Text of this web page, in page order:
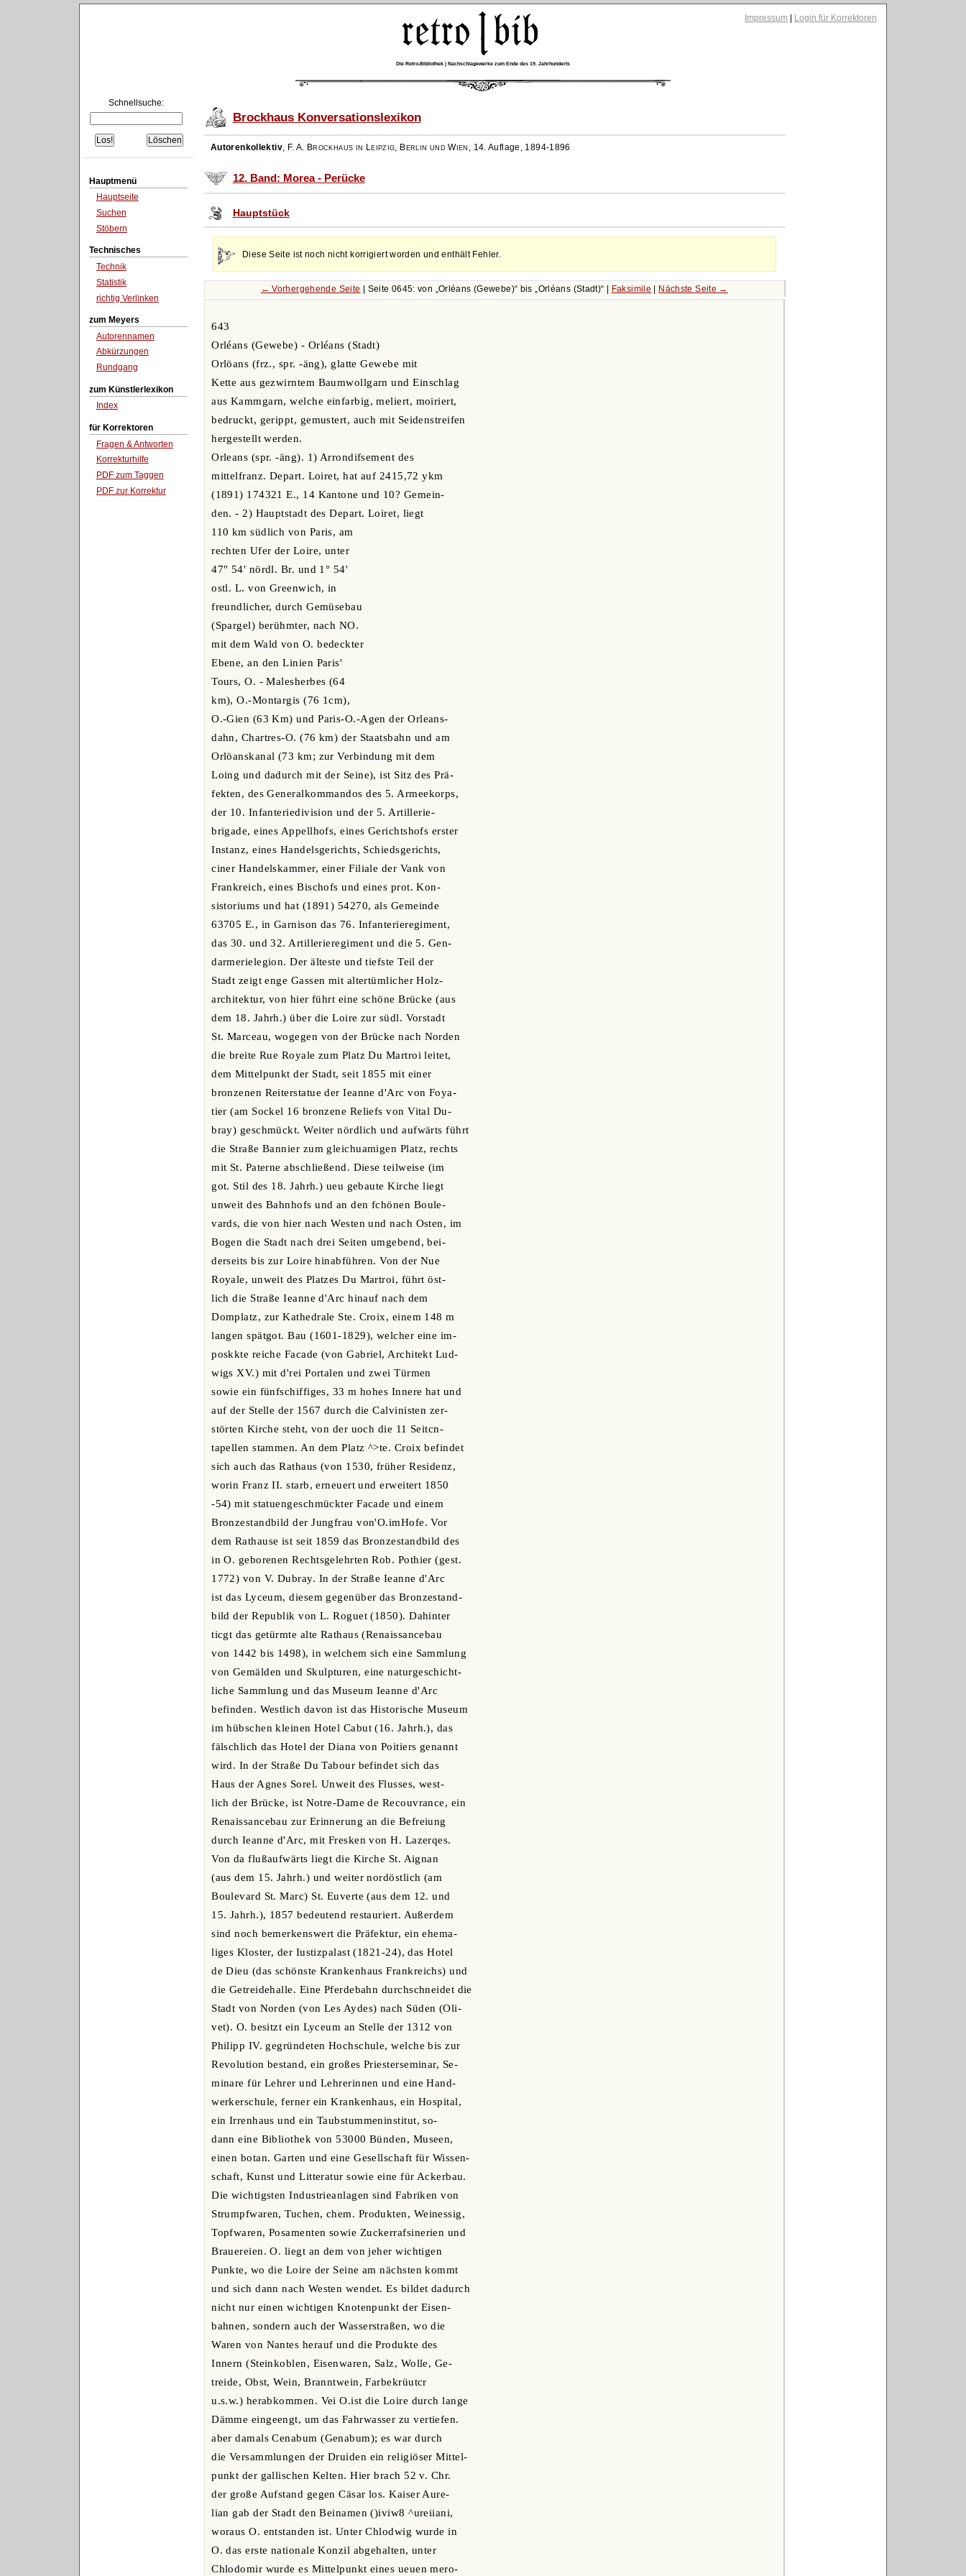
Impressum Login für Korrektoren
Die Retro-Bibliothek | Nachschlagewerke zum Ende des 19. Jahrhunderts
Schnellsuche:
Hauptmenü
Hauptseite
Suchen
Stöbern
Technisches
Technik
Statistik
richtig Verlinken
zum Meyers
Autorennamen
Abkürzungen
Rundgang
zum Künstlerlexikon
Index
für Korrektoren
Fragen & Antworten
Korrekturhilfe
PDF zum Taggen
PDF zur Korrektur
Brockhaus Konversationslexikon
Autorenkollektiv, F. A. Brockhaus in Leipzig, Berlin und Wien , 14. Auflage, 1894-1896
12. Band: Morea - Perücke
Hauptstück
Diese Seite ist noch nicht korrigiert worden und enthält Fehler.
← Vorhergehende Seite | Seite 0645: von Orléans (Gewebe) bis Orléans (Stadt) Faksimile Nächste Seite →
643
Orléans (Gewebe) - Orléans (Stadt)
Orlöans (frz., spr. -äng), glatte Gewebe mit
Kette aus gezwirntem Baumwollgarn und Einschlag
aus Kammgarn, welche einfarbig, meliert, moiriert,
bedruckt, gerippt, gemustert, auch mit Seidenstreifen
hergestellt werden.
Orleans (spr. -äng). 1) Arrondifsement des
mittelfranz. Depart. Loiret, hat auf 2415,72 ykm
(1891) 174321 E., 14 Kantone und 10? Gemein-
den. - 2) Hauptstadt des Depart. Loiret, liegt
110 km südlich von Paris, am
rechten Ufer der Loire, unter
47" 54' nördl. Br. und 1° 54'
ostl. L. von Greenwich, in
freundlicher, durch Gemüsebau
(Spargel) berühmter, nach NO.
mit dem Wald von O. bedeckter
Ebene, an den Linien Paris'
Tours, O. - Malesherbes (64
km), O.-Montargis (76 1cm),
O.-Gien (63 Km) und Paris-O.-Agen der Orleans-
dahn, Chartres-O. (76 km) der Staatsbahn und am
Orlöanskanal (73 km; zur Verbindung mit dem
Loing und dadurch mit der Seine), ist Sitz des Prä-
fekten, des Generalkommandos des 5. Armeekorps,
der 10. Infanteriedivision und der 5. Artillerie-
brigade, eines Appellhofs, eines Gerichtshofs erster
Instanz, eines Handelsgerichts, Schiedsgerichts,
ciner Handelskammer, einer Filiale der Vank von
Frankreich, eines Bischofs und eines prot. Kon-
sistoriums und hat (1891) 54270, als Gemeinde
63705 E., in Garnison das 76. Infanterieregiment,
das 30. und 32. Artillerieregiment und die 5. Gen-
darmerielegion. Der älteste und tiefste Teil der
Stadt zeigt enge Gassen mit altertümlicher Holz-
architektur, von hier führt eine schöne Brücke (aus
dem 18. Jahrh.) über die Loire zur südl. Vorstadt
St. Marceau, wogegen von der Brücke nach Norden
die breite Rue Royale zum Platz Du Martroi leitet,
dem Mittelpunkt der Stadt, seit 1855 mit einer
bronzenen Reiterstatue der Ieanne d'Arc von Foya-
tier (am Sockel 16 bronzene Reliefs von Vital Du-
bray) geschmückt. Weiter nördlich und aufwärts führt
die Straße Bannier zum gleichuamigen Platz, rechts
mit St. Paterne abschließend. Diese teilweise (im
got. Stil des 18. Jahrh.) ueu gebaute Kirche liegt
unweit des Bahnhofs und an den fchönen Boule-
vards, die von hier nach Westen und nach Osten, im
Bogen die Stadt nach drei Seiten umgebend, bei-
derseits bis zur Loire hinabführen. Von der Nue
Royale, unweit des Platzes Du Martroi, führt öst-
lich die Straße Ieanne d'Arc hinauf nach dem
Domplatz, zur Kathedrale Ste. Croix, einem 148 m
langen spätgot. Bau (1601-1829), welcher eine im-
poskkte reiche Facade (von Gabriel, Architekt Lud-
wigs XV.) mit d'rei Portalen und zwei Türmen
sowie ein fünfschiffiges, 33 m hohes Innere hat und
auf der Stelle der 1567 durch die Calvinisten zer-
störten Kirche steht, von der uoch die 11 Seitcn-
tapellen stammen. An dem Platz ^>te. Croix befindet
sich auch das Rathaus (von 1530, früher Residenz,
worin Franz II. starb, erneuert und erweitert 1850
-54) mit statuengeschmückter Facade und einem
Bronzestandbild der Jungfrau von'O.imHofe. Vor
dem Rathause ist seit 1859 das Bronzestandbild des
in O. geborenen Rechtsgelehrten Rob. Pothier (gest.
1772) von V. Dubray. In der Straße Ieanne d'Arc
ist das Lyceum, diesem gegenüber das Bronzestand-
bild der Republik von L. Roguet (1850). Dahinter
ticgt das getürmte alte Rathaus (Renaissancebau
von 1442 bis 1498), in welchem sich eine Sammlung
von Gemälden und Skulpturen, eine naturgeschicht-
liche Sammlung und das Museum Ieanne d'Arc
befinden. Westlich davon ist das Historische Museum
im hübschen kleinen Hotel Cabut (16. Jahrh.), das
fälschlich das Hotel der Diana von Poitiers genannt
wird. In der Straße Du Tabour befindet sich das
Haus der Agnes Sorel. Unweit des Flusses, west-
lich der Brücke, ist Notre-Dame de Recouvrance, ein
Renaissancebau zur Erinnerung an die Befreiung
durch Ieanne d'Arc, mit Fresken von H. Lazerqes.
Von da flußaufwärts liegt die Kirche St. Aignan
(aus dem 15. Jahrh.) und weiter nordöstlich (am
Boulevard St. Marc) St. Euverte (aus dem 12. und
15. Jahrh.), 1857 bedeutend restauriert. Außerdem
sind noch bemerkenswert die Präfektur, ein ehema-
liges Kloster, der Iustizpalast (1821-24), das Hotel
de Dieu (das schönste Krankenhaus Frankreichs) und
die Getreidehalle. Eine Pferdebahn durchschneidet die
Stadt von Norden (von Les Aydes) nach Süden (Oli-
vet). O. besitzt ein Lyceum an Stelle der 1312 von
Philipp IV. gegründeten Hochschule, welche bis zur
Revolution bestand, ein großes Priesterseminar, Se-
minare für Lehrer und Lehrerinnen und eine Hand-
werkerschule, ferner ein Krankenhaus, ein Hospital,
ein Irrenhaus und ein Taubstummeninstitut, so-
dann eine Bibliothek von 53000 Bünden, Museen,
einen botan. Garten und eine Gesellschaft für Wissen-
schaft, Kunst und Litteratur sowie eine für Ackerbau.
Die wichtigsten Industrieanlagen sind Fabriken von
Strumpfwaren, Tuchen, chem. Produkten, Weinessig,
Topfwaren, Posamenten sowie Zuckerrafsinerien und
Brauereien. O. liegt an dem von jeher wichtigen
Punkte, wo die Loire der Seine am nächsten kommt
und sich dann nach Westen wendet. Es bildet dadurch
nicht nur einen wichtigen Knotenpunkt der Eisen-
bahnen, sondern auch der Wasserstraßen, wo die
Waren von Nantes herauf und die Produkte des
Innern (Steinkoblen, Eisenwaren, Salz, Wolle, Ge-
treide, Obst, Wein, Branntwein, Farbekrüutcr
u.s.w.) herabkommen. Vei O.ist die Loire durch lange
Dämme eingeengt, um das Fahrwasser zu vertiefen.
aber damals Cenabum (Genabum); es war durch
die Versammlungen der Druiden ein religiöser Mittel-
punkt der gallischen Kelten. Hier brach 52 v. Chr.
der große Aufstand gegen Cäsar los. Kaiser Aure-
lian gab der Stadt den Beinamen ()iviw8 ^ureiiani,
woraus O. entstanden ist. Unter Chlodwig wurde in
O. das erste nationale Konzil abgehalten, unter
Chlodomir wurde es Mittelpunkt eines ueuen mero-